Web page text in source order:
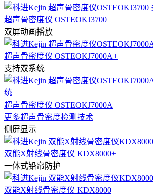
超声骨密度仪 OSTEOKJ3700
双屏动画播放
超声骨密度仪 OSTEOKJ7000A+
支持双系统
超声骨密度仪 OSTEOKJ7000A
更多超声骨密度检测技术
侧屏显示
双能X射线骨密度仪 KDX8000+
一体式铅帘防护
双能X射线骨密度仪 KDX8000